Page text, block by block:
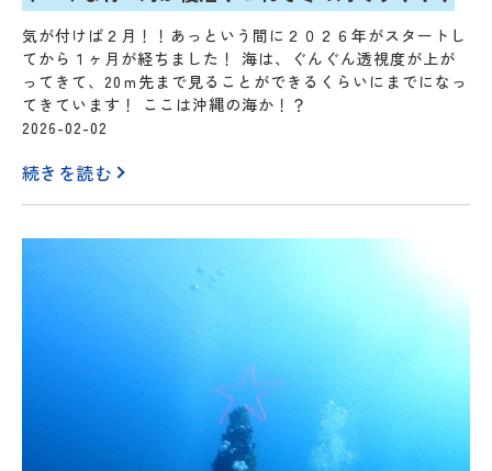
気が付けば２月！！あっという間に２０２６年がスタートし
てから１ヶ月が経ちました！ 海は、ぐんぐん透視度が上が
ってきて、20ｍ先まで見ることができるくらいにまでになっ
てきています！ ここは沖縄の海か！？
2026-02-02
続きを読む